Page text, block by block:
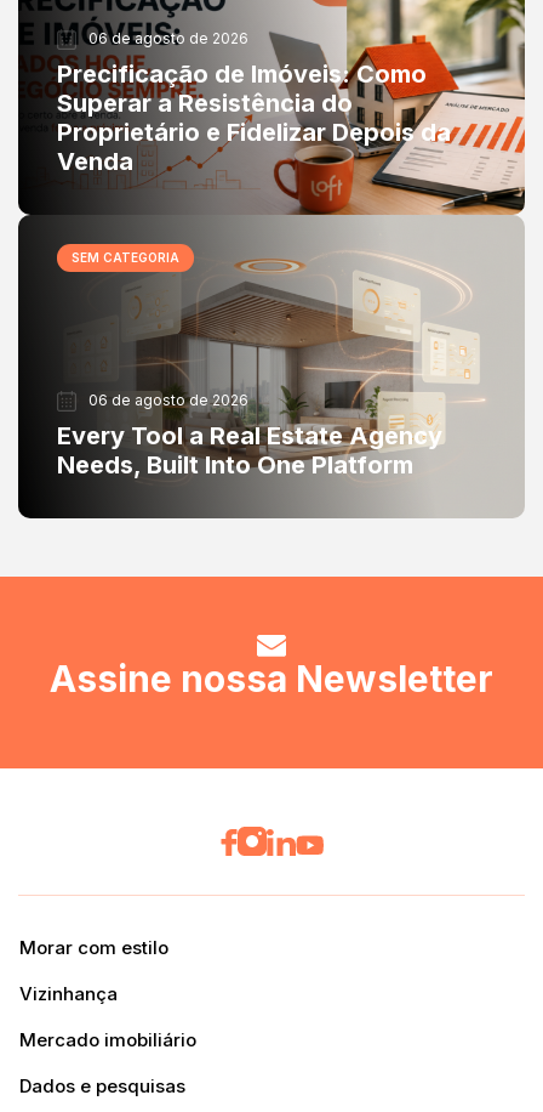
06 de agosto de 2026
Precificação de Imóveis: Como
Superar a Resistência do
Proprietário e Fidelizar Depois da
Venda
SEM CATEGORIA
06 de agosto de 2026
Every Tool a Real Estate Agency
Needs, Built Into One Platform
Assine nossa Newsletter
Morar com estilo
Vizinhança
Mercado imobiliário
Dados e pesquisas